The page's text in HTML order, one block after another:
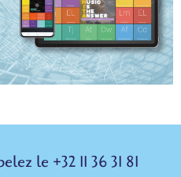
le +32 11 36 31 81